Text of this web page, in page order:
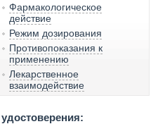
Фармакологическое
действие
Режим дозирования
Противопоказания к
применению
Лекарственное
взаимодействие